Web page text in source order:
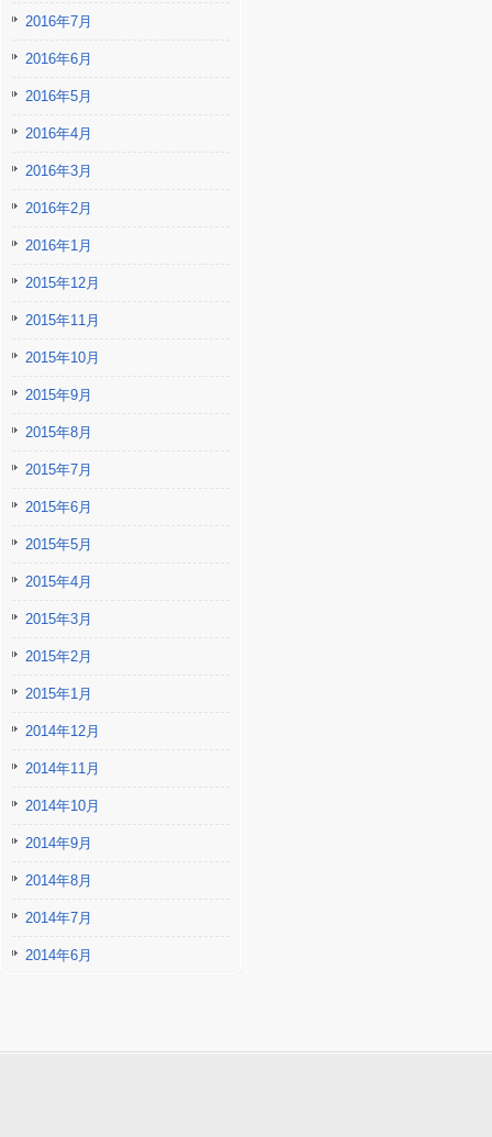
2016年7月
2016年6月
2016年5月
2016年4月
2016年3月
2016年2月
2016年1月
2015年12月
2015年11月
2015年10月
2015年9月
2015年8月
2015年7月
2015年6月
2015年5月
2015年4月
2015年3月
2015年2月
2015年1月
2014年12月
2014年11月
2014年10月
2014年9月
2014年8月
2014年7月
2014年6月